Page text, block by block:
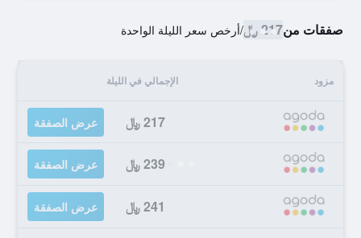
صفقات من217 ﷼ /أرخص سعر الليلة الواحدة
مزود الإجمالي في الليلة
217 ﷼ عرض الصفقة
239 ﷼ عرض الصفقة
241 ﷼ عرض الصفقة